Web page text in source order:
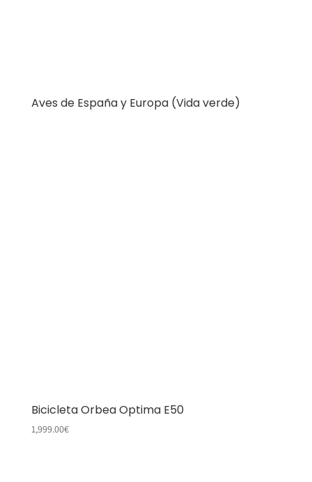
Aves de España y Europa (Vida verde)
Bicicleta Orbea Optima E50
1,999.00€